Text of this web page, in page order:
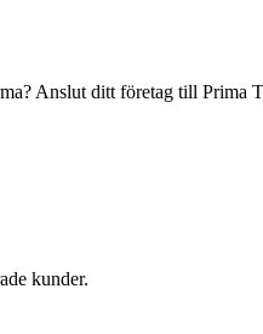
Anslut ditt företag till Prima
kunder.